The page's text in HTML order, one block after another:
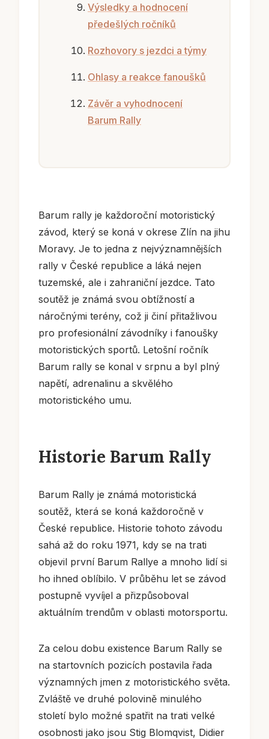
Výsledky a hodnocení
předešlých ročníků
Rozhovory s jezdci a týmy
Ohlasy a reakce fanoušků
Závěr a vyhodnocení
Barum Rally
Barum rally je každoroční motoristický
závod, který se koná v okrese Zlín na jihu
Moravy. Je to jedna z nejvýznamnějších
rally v České republice a láká nejen
tuzemské, ale i zahraniční jezdce. Tato
soutěž je známá svou obtížností a
náročnými terény, což ji činí přitažlivou
pro profesionální závodníky i fanoušky
motoristických sportů. Letošní ročník
Barum rally se konal v srpnu a byl plný
napětí, adrenalinu a skvělého
motoristického umu.
Historie Barum Rally
Barum Rally je známá motoristická
soutěž, která se koná každoročně v
České republice. Historie tohoto závodu
sahá až do roku 1971, kdy se na trati
objevil první Barum Rallye a mnoho lidí si
ho ihned oblíbilo. V průběhu let se závod
postupně vyvíjel a přizpůsoboval
aktuálním trendům v oblasti motorsportu.
Za celou dobu existence Barum Rally se
na startovních pozicích postavila řada
významných jmen z motoristického světa.
Zvláště ve druhé polovině minulého
století bylo možné spatřit na trati velké
osobnosti jako jsou Stig Blomqvist, Didier